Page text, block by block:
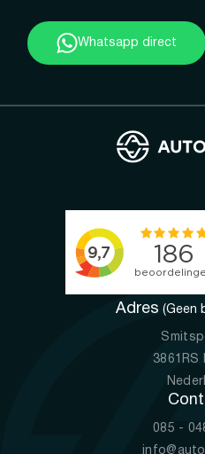
Whatsapp direct
Adres (Geen
3861RS
085 -